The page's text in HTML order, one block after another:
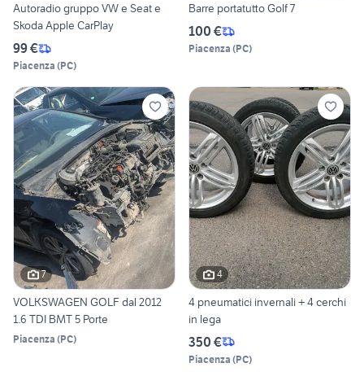
Autoradio gruppo VW e Seat e
Skoda Apple CarPlay
99 €
Piacenza (PC)
Barre portatutto Golf 7
100 €
Piacenza (PC)
7
VOLKSWAGEN GOLF dal 2012
1.6 TDI BMT 5 Porte
Piacenza (PC)
4
4 pneumatici invernali + 4 cerchi
in lega
350 €
Piacenza (PC)